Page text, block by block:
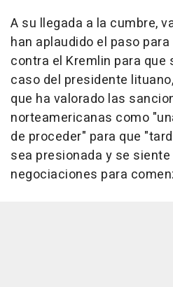
A su llegada a la cumbre,
han aplaudido el paso
contra el Kremlin para que
caso del presidente
que ha valorado las
norteamericanas como
de proceder" para que
sea presionada y se
negociaciones para